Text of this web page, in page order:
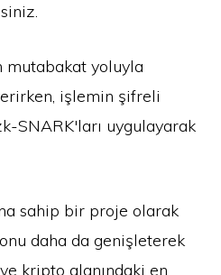
mutabakat yoluyla
işlemin şifreli
SNARK'ları uygulayarak
sahip bir proje olarak
daha da genişleterek
kripto alanındaki en